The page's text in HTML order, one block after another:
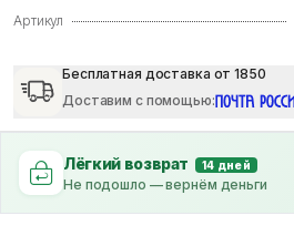
Артикул
Бесплатная доставка от 1850
Доставим с помощью:
Лёгкий возврат 14 дней
Не подошло — вернём деньги